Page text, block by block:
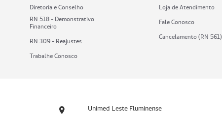
Diretoria e Conselho
RN 518 - Demonstrativo
Financeiro
RN 309 - Reajustes
Trabalhe Conosco
Loja de Atendimento
Fale Conosco
Cancelamento (RN 561)
Unimed Leste Fluminense